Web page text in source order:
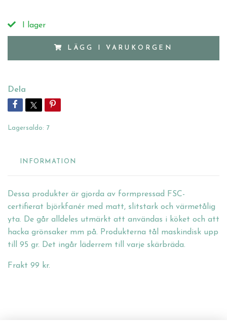
I lager
LÄGG I VARUKORGEN
Dela
Lagersaldo: 7
INFORMATION
Dessa produkter är gjorda av formpressad FSC-
certifierat björkfanér med matt, slitstark och värmetålig
yta. De går alldeles utmärkt att användas i köket och att
hacka grönsaker mm på. Produkterna tål maskindisk upp
till 95 gr. Det ingår läderrem till varje skärbräda.
Frakt 99 kr.